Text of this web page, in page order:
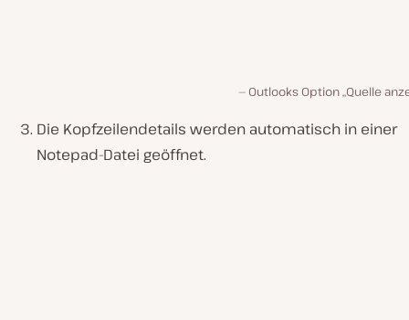
Outlooks Option „Quelle
Die Kopfzeilendetails werden automatisch in einer
Notepad-Datei geöffnet.